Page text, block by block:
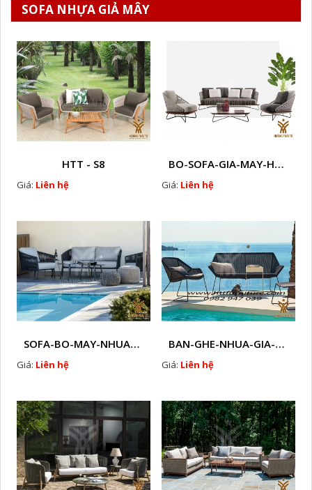
SOFA NHỰA GIẢ MÂY
HTT - S8
Giá: Liên hệ
BO-SOFA-GIA-MAY-HTT - S30
Giá: Liên hệ
SOFA-BO-MAY-NHUA-HTT - S31
Giá: Liên hệ
BAN-GHE-NHUA-GIA-MAY- HTT - S35
Giá: Liên hệ